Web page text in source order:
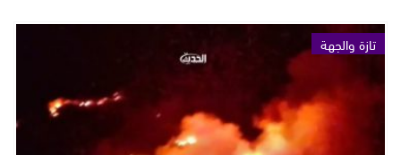
تازة والجهة